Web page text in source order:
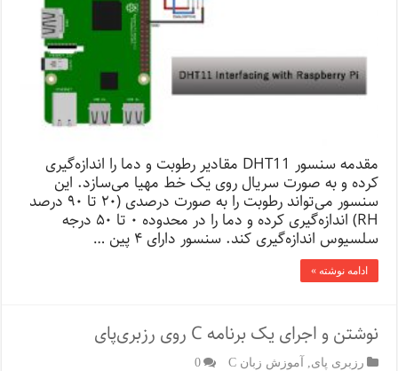
مقدمه سنسور DHT11 مقادیر رطوبت و دما را اندازه‌گیری
کرده و به صورت سریال روی یک خط مهیا می‌سازد. این
سنسور می‌تواند رطوبت را به صورت درصدی (۲۰ تا ۹۰ درصد
RH) اندازه‌گیری کرده و دما را در محدوده ۰ تا ۵۰ درجه
سلسیوس اندازه‌گیری کند. سنسور دارای ۴ پین …
ادامه نوشته »
نوشتن و اجرای یک برنامه C روی رزبری‌پای
رزبری پای آموزش زبان C 0